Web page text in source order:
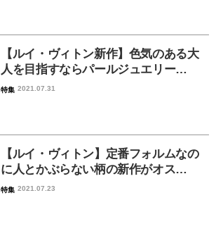
【ルイ・ヴィトン新作】色気のある大
人を目指すならパールジュエリー…
特集 2021.07.31
【ルイ・ヴィトン】定番フォルムなの
に人とかぶらない柄の新作がオス…
特集 2021.07.23